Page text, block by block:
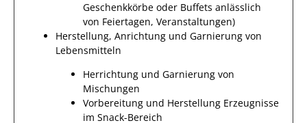
Geschenkkörbe oder Buffets anlässlich
von Feiertagen, Veranstaltungen)
Herstellung, Anrichtung und Garnierung von
Lebensmitteln
Herrichtung und Garnierung von
Mischungen
Vorbereitung und Herstellung Erzeugnisse
im Snack-Bereich